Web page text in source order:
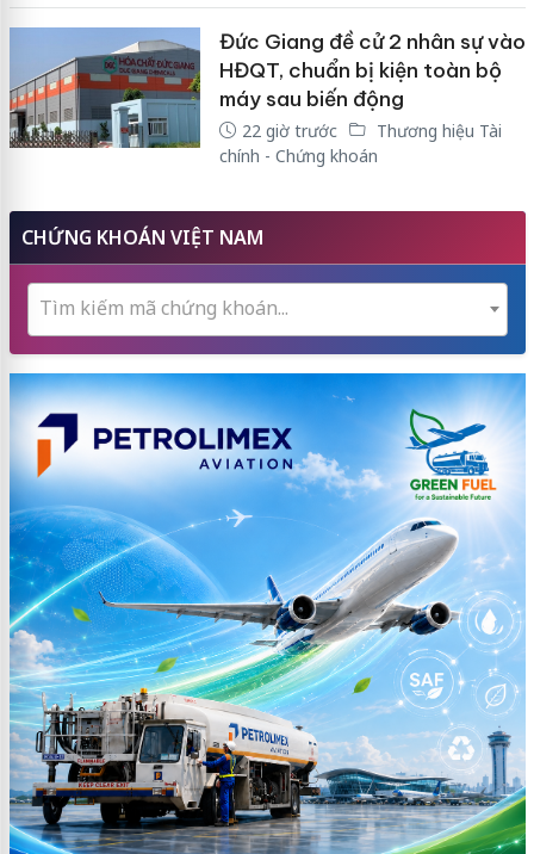
Đức Giang đề cử 2 nhân sự vào
HĐQT, chuẩn bị kiện toàn bộ
máy sau biến động
22 giờ trước
Thương hiệu Tài
chính - Chứng khoán
CHỨNG KHOÁN VIỆT NAM
Tìm kiếm mã chứng khoán...